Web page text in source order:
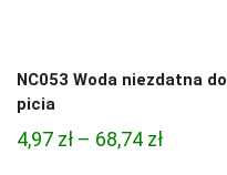
NC053 Woda niezdatna do
picia
4,97 zł – 68,74 złZakres